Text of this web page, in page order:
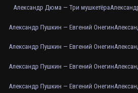
Александр Дюма — Три мушкетёра
Александр Пушкин — Евгений Онегин
Александр Пушкин — Евгений Онегин
Александр Пушкин — Евгений Онегин
Александр Пушкин — Евгений Онегин